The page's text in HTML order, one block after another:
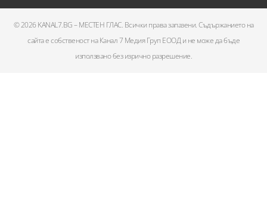
© 2026 KANAL7.BG – МЕСТЕН ГЛАС. Всички права запазени. Съдържанието на
сайта е собственост на Канал 7 Медия Груп ЕООД и не може да бъде
използвано без изрично разрешение.